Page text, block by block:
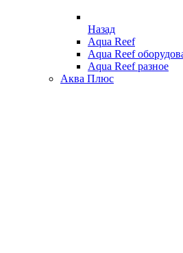
Назад
Aqua Reef
Aqua Reef
Aqua Reef разное
Аква Плюс